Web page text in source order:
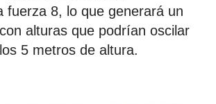
fuerza 8, lo que generará un
alturas que podrían oscilar
5 metros de altura.